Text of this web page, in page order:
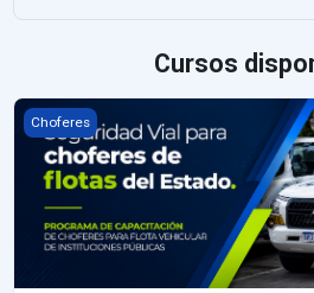
Cursos
Seguridad Vial para choferes de
Choferes